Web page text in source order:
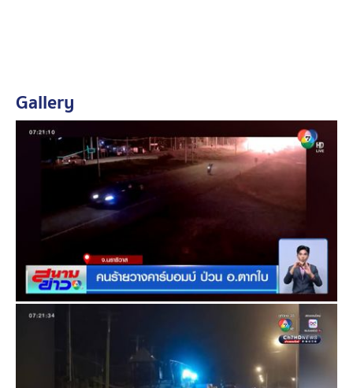
เจ้าหน้าที่ให้การสอบสวนทราบว่า มีคนร้ายจำนวน 1 คน ขับ
รถเก๋งประกอบระเบิดมาจอดใกล้กับฐาน จากนั้นได้เข้าเกียร์
แล้วกระโดดออกจากรถ ปล่อยให้รถไหลไปที่บริเวณหน้า
ฐาน ก่อนหนีไปซ้อนท้ายรถจักรยานยนต์เพื่อนที่มารับพาห
ลบหนี ซึ่งเจ้าหน้าที่พยายามยิงสกัดคนร้ายแต่ไม่สำเร็จ
Gallery